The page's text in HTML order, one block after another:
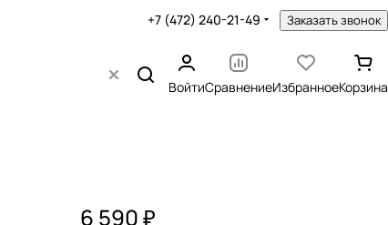
+7 (472) 240-21-49 Заказать звонок
ВойтиСравнениеИзбранноеКорзина
6 590 ₽